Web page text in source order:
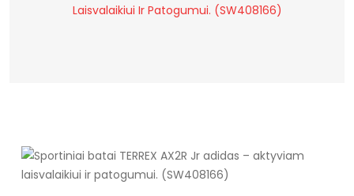
Laisvalaikiui Ir Patogumui. (SW408166)